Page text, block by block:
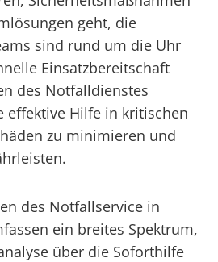
geht, die
sind rund um die Uhr
Einsatzbereitschaft
des Notfalldienstes
effektive Hilfe in kritischen
zu minimieren und
des Notfallservice in
ein breites Spektrum,
über die Soforthilfe